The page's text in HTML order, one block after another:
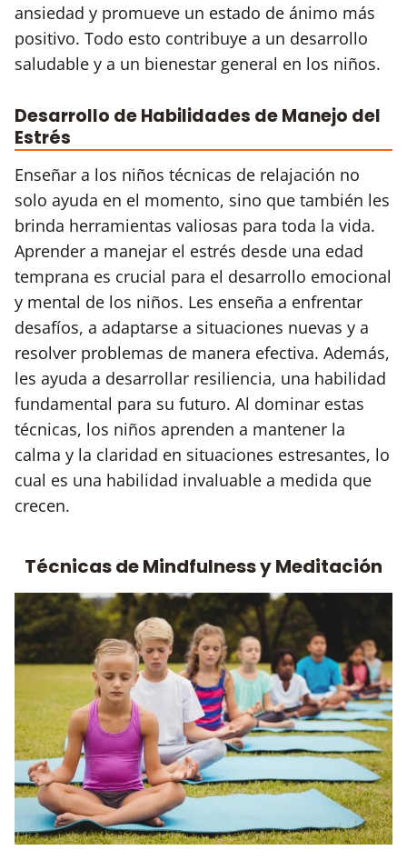
ansiedad y promueve un estado de ánimo más
positivo. Todo esto contribuye a un desarrollo
saludable y a un bienestar general en los niños.
Desarrollo de Habilidades de Manejo del
Estrés
Enseñar a los niños técnicas de relajación no
solo ayuda en el momento, sino que también les
brinda herramientas valiosas para toda la vida.
Aprender a manejar el estrés desde una edad
temprana es crucial para el desarrollo emocional
y mental de los niños. Les enseña a enfrentar
desafíos, a adaptarse a situaciones nuevas y a
resolver problemas de manera efectiva. Además,
les ayuda a desarrollar resiliencia, una habilidad
fundamental para su futuro. Al dominar estas
técnicas, los niños aprenden a mantener la
calma y la claridad en situaciones estresantes, lo
cual es una habilidad invaluable a medida que
crecen.
Técnicas de Mindfulness y Meditación